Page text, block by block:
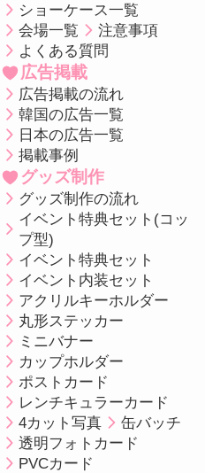
ショーケース一覧
会場一覧
注意事項
よくある質問
広告掲載
広告掲載の流れ
韓国の広告一覧
日本の広告一覧
掲載事例
グッズ制作
グッズ制作の流れ
イベント特典セット(コッ
プ型)
イベント特典セット
イベント内装セット
アクリルキーホルダー
丸形ステッカー
ミニバナー
カップホルダー
ポストカード
レンチキュラーカード
4カット写真
缶バッチ
透明フォトカード
PVCカード